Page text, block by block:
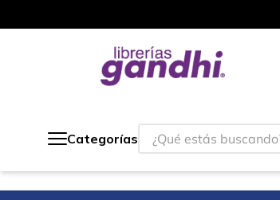
Categorías
¿Qué estás buscando?